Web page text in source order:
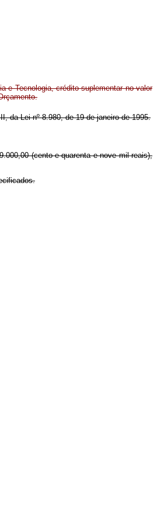
e Tecnologia, crédito suplementar no valor
da Lei nº 8.980, de 19 de janeiro de 1995.
(cento e quarenta e nove mil reais),